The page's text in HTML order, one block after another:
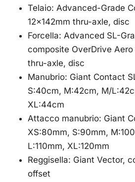
Telaio: Advanced-Grade
12x142mm thru-axle, disc
Forcella: Advanced SL-
composite OverDrive
thru-axle, disc
Manubrio: Giant Contact
S:40cm, M:42cm, M/
XL:44cm
Attacco manubrio: Giant
XS:80mm, S:90mm,
L:110mm, XL:120mm
Reggisella: Giant Vector,
offset